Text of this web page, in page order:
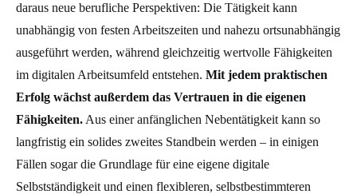
daraus neue berufliche Perspektiven: Die Tätigkeit kann
unabhängig von festen Arbeitszeiten und nahezu ortsunabhängig
ausgeführt werden, während gleichzeitig wertvolle Fähigkeiten
im digitalen Arbeitsumfeld entstehen. Mit jedem praktischen
Erfolg wächst außerdem das Vertrauen in die eigenen
Fähigkeiten. Aus einer anfänglichen Nebentätigkeit kann so
langfristig ein solides zweites Standbein werden – in einigen
Fällen sogar die Grundlage für eine eigene digitale
Selbstständigkeit und einen flexibleren, selbstbestimmteren